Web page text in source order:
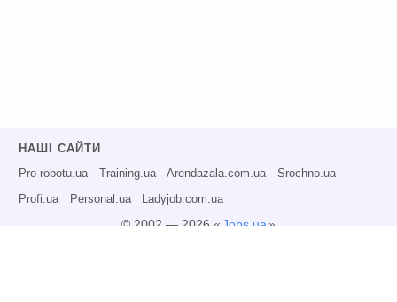
НАШІ САЙТИ
Pro-robotu.ua Training.ua Arendazala.com.ua Srochno.ua
Profi.ua Personal.ua Ladyjob.com.ua
© 2002 — 2026 « Jobs.ua»